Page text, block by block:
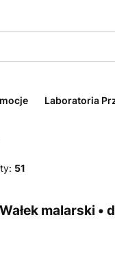
Laboratoria
51
Wałek malarski